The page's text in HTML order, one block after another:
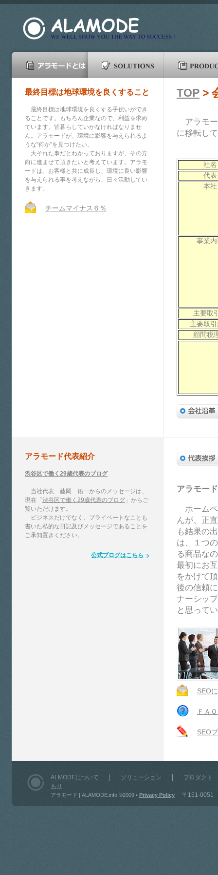
最終目標は地球環境を良くすること
最終目標は地球環境を良くする手伝いができ
ることです。もちろん企業なので、利益を求め
ています。皆暮らしていかなければなりませ
ん。アラモードが、環境に影響を与えられるよ
うな”何か”を見つけたい。
大それた事だとわかっておりますが、その方
向に進ませて頂きたいと考えています。アラモ
ードは、お客様と共に成長し、環境に良い影響
を与えられる事を考えながら、日々活動してい
きます。
チームマイナス６％
TOP >
アラモ
に移転し
社名
代表
本社
事業
主要取
主要取
顧問税
アラモード代表紹介
渋谷区で働く29歳代表のブログ
当社代表 藤岡 佑一からのメッセージは、
現在「 渋谷区で働く29歳代表のブログ 」からご
覧いただけます。
ビジネスだけでなく、プライベートなことも
書いた私的な日記及びメッセージであることを
ご承知置きください。
公式ブログはこちら
アラモ
ホームペ
んが、正
も結果の
は、１つ
る商品な
最初にお
をかけて
後の信頼
ナーシッ
と思って
SEO
ＦＡ
SEO
ALMODEについて ソリューション
プロダクト
もり
アラモード | ALAMODE.info ©2009 • Privacy Policy 〒151-0051